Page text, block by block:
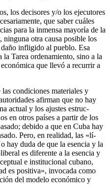
los decisores y/o los ejecuto­res
que saber cuáles
para la inmensa mayoría de la
ninguna otra causa posible los
infligido al pueblo. Esa
la Tarea ordenamiento, sino a la
que llevó a recurrir a
condiciones materiales y
afirman que no hay
actual y los ajustes estruc­
en otros países a partir de los
debido a que en Cuba hay
Pero, en realidad, las «lí­
hay duda de que la esencia y la
es diferente a la esencia y
e institucional cubano,
es positiva», invocada como
del modelo económico y